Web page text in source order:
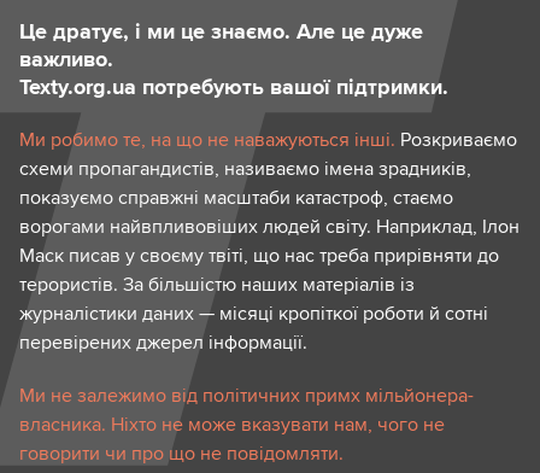
Це дратує, і ми це знаємо. Але це дуже
важливо.
Texty.org.ua потребують вашої підтримки.
Ми робимо те, на що не наважуються інші. Розкриваємо
схеми пропагандистів, називаємо імена зрадників,
показуємо справжні масштаби катастроф, стаємо
ворогами найвпливовіших людей світу. Наприклад, Ілон
Маск писав у своєму твіті, що нас треба прирівняти до
терористів. За більшістю наших матеріалів із
журналістики даних — місяці кропіткої роботи й сотні
перевірених джерел інформації.
Ми не залежимо від політичних примх мільйонера-
власника. Ніхто не може вказувати нам, чого не
говорити чи про що не повідомляти.